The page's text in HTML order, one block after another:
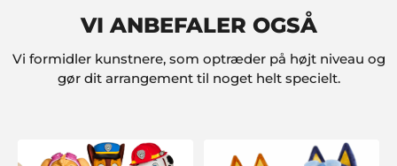
Claus G. Mikkelsen
"Bestyrelsen og jeg fik igen et godt arrangement
VI ANBEFALER OGSÅ
Vi formidler kunstnere, som optræder på højt niveau og
gør dit arrangement til noget helt specielt.